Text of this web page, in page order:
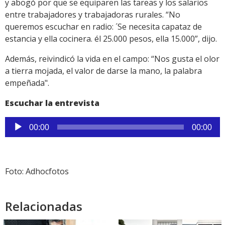
y abogó por que se equiparen las tareas y los salarios
entre trabajadores y trabajadoras rurales. “No
queremos escuchar en radio: ´Se necesita capataz de
estancia y ella cocinera. él 25.000 pesos, ella 15.000”, dijo.
Además, reivindicó la vida en el campo: “Nos gusta el olor
a tierra mojada, el valor de darse la mano, la palabra
empeñada".
Escuchar la entrevista
Reproductor
de
00:00 00:00
Foto: Adhocfotos
Relacionadas